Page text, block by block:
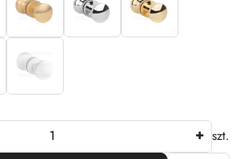
szt.